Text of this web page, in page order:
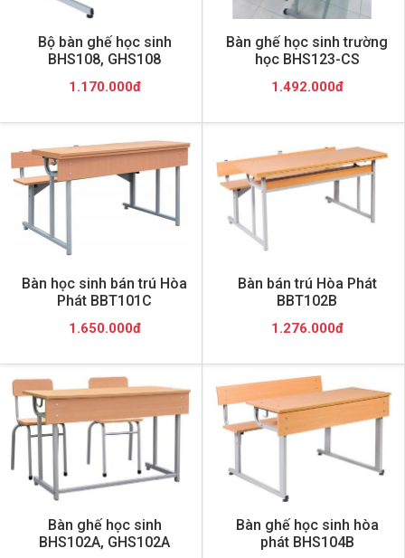
Bộ bàn ghế học sinh
BHS108, GHS108
1.170.000đ
Bàn ghế học sinh trường
học BHS123-CS
1.492.000đ
Bàn học sinh bán trú Hòa
Phát BBT101C
1.650.000đ
Bàn bán trú Hòa Phát
BBT102B
1.276.000đ
Bàn ghế học sinh
BHS102A, GHS102A
Bàn ghế học sinh hòa
phát BHS104B